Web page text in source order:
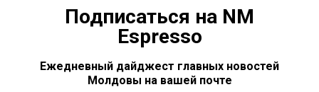
Подписаться на NM
Espresso
Ежедневный дайджест главных новостей
Молдовы на вашей почте